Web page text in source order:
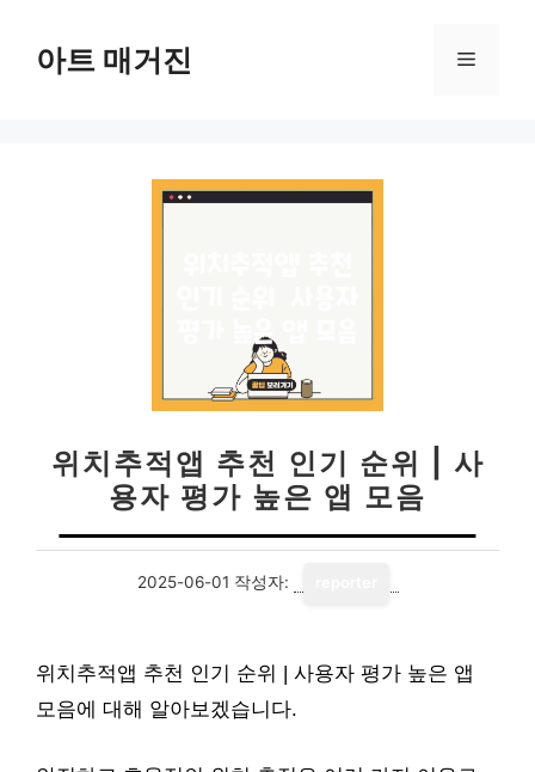
아트 매거진 메
위치추적앱 추천 인기 순위 | 사
용자 평가 높은 앱 모음
2025-06-01 작성자:
위치추적앱 추천 인기 순위 | 사용자 평가 높은 앱
모음에 대해 알아보겠습니다.